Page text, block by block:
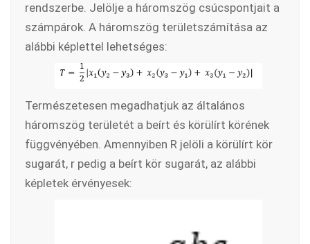
rendszerbe. Jelölje a háromszög csúcspontjait a
számpárok. A háromszög területszámítása az
alábbi képlettel lehetséges:
Természetesen megadhatjuk az általános
háromszög területét a beírt és körülírt körének
függvényében. Amennyiben R jelöli a körülírt kör
sugarát, r pedig a beírt kör sugarát, az alábbi
képletek érvényesek: